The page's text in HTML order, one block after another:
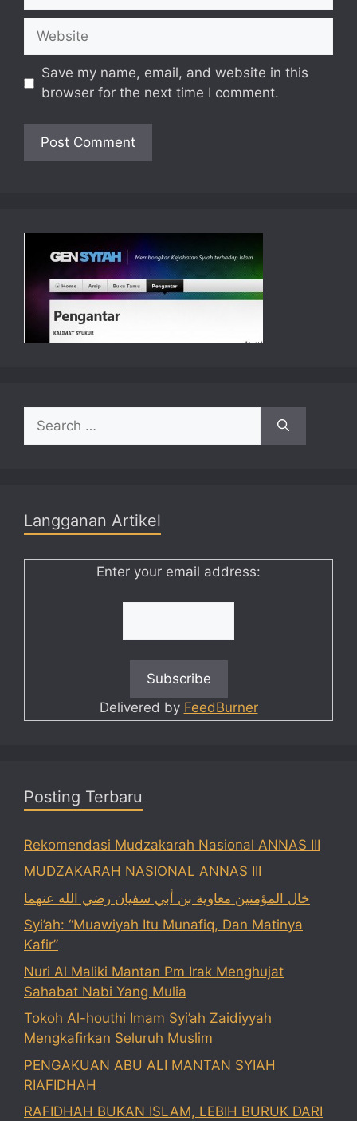
Website
Save my name, email, and website in this
browser for the next time I comment.
for:
Langganan Artikel
Enter your email address:
Delivered by FeedBurner
Posting Terbaru
Rekomendasi Mudzakarah Nasional ANNAS III
MUDZAKARAH NASIONAL ANNAS III
خال المؤمنين معاوية بن أبي سفيان رضي الله عنهما
Syi’ah: “Muawiyah Itu Munafiq, Dan Matinya
Kafir”
Nuri Al Maliki Mantan Pm Irak Menghujat
Sahabat Nabi Yang Mulia
Tokoh Al-houthi Imam Syi’ah Zaidiyyah
Mengkafirkan Seluruh Muslim
PENGAKUAN ABU ALI MANTAN SYIAH
RIAFIDHAH
RAFIDHAH BUKAN ISLAM, LEBIH BURUK DARI